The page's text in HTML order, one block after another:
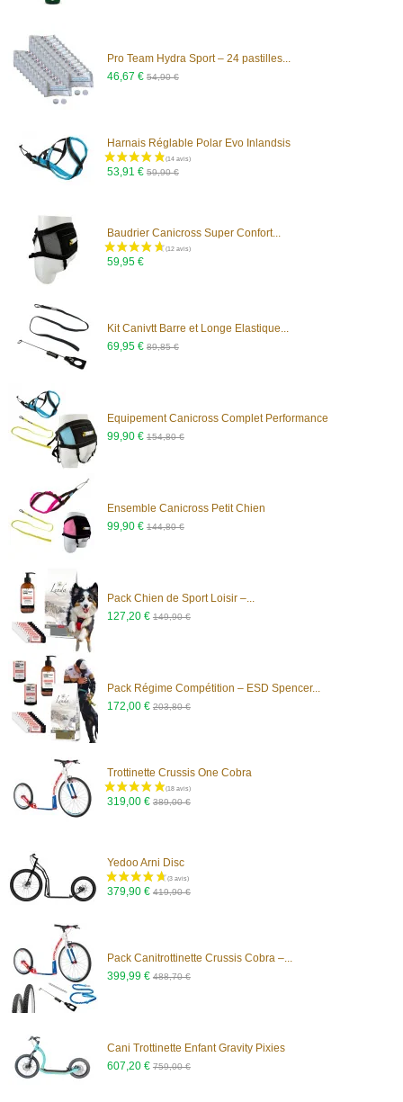
(4 avis)
Pro Team Hydra Sport – 24 pastilles...
46,67 € 54,90 €
Harnais Réglable Polar Evo Inlandsis
53,91 € 59,90 €
Baudrier Canicross Super Confort...
59,95 €
Kit Canivtt Barre et Longe Elastique...
69,95 € 89,85 €
Equipement Canicross Complet Performance
99,90 € 154,80 €
Ensemble Canicross Petit Chien
99,90 € 144,80 €
Pack Chien de Sport Loisir –...
127,20 € 149,90 €
Pack Régime Compétition – ESD Spencer...
172,00 € 203,80 €
Trottinette Crussis One Cobra
319,00 € 389,00 €
Yedoo Arni Disc
379,90 € 419,90 €
Pack Canitrottinette Crussis Cobra –...
399,99 € 488,70 €
Cani Trottinette Enfant Gravity Pixies
607,20 € 759,00 €